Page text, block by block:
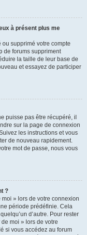
à présent plus me
ou supprimé votre compte
de forums suppriment
la taille de leur base de
et essayez de participer
puisse pas être récupéré, il
sur la page de connexion
les instructions et vous
de nouveau rapidement.
mot de passe, nous vous
?
» lors de votre connexion
période prédéfinie. Cela
d’autre. Pour rester
moi » lors de votre
si vous accédez au forum